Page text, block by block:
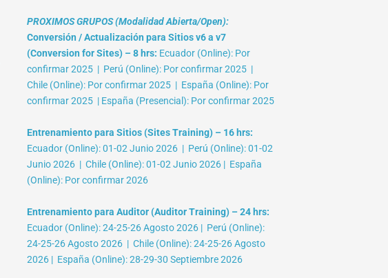
PROXIMOS GRUPOS (Modalidad Abierta/Open):
Conversión / Actualización para Sitios v6 a v7
(Conversion for Sites) – 8 hrs: Ecuador (Online): Por
confirmar 2025 | Perú (Online): Por confirmar 2025 |
Chile (Online): Por confirmar 2025 | España (Online): Por
confirmar 2025 | España (Presencial): Por confirmar 2025
Entrenamiento para Sitios (Sites Training) – 16 hrs:
Ecuador (Online): 01-02 Junio 2026 | Perú (Online): 01-02
Junio 2026 | Chile (Online): 01-02 Junio 2026 | España
(Online): Por confirmar 2026
Entrenamiento para Auditor (Auditor Training) – 24 hrs:
Ecuador (Online): 24-25-26 Agosto 2026 | Perú (Online):
24-25-26 Agosto 2026 | Chile (Online): 24-25-26 Agosto
2026 | España (Online): 28-29-30 Septiembre 2026